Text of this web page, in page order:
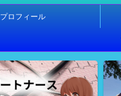
プロフィール